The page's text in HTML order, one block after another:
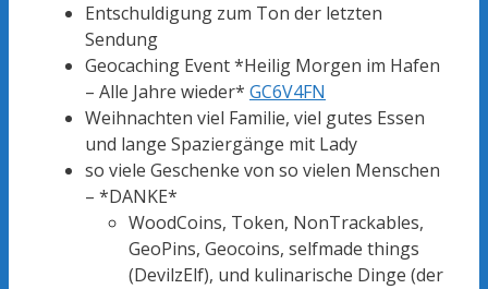
Entschuldigung zum Ton der letzten
Sendung
Geocaching Event *Heilig Morgen im Hafen
– Alle Jahre wieder* GC6V4FN
Weihnachten viel Familie, viel gutes Essen
und lange Spaziergänge mit Lady
so viele Geschenke von so vielen Menschen
– *DANKE*
WoodCoins, Token, NonTrackables,
GeoPins, Geocoins, selfmade things
(DevilzElf), und kulinarische Dinge (der